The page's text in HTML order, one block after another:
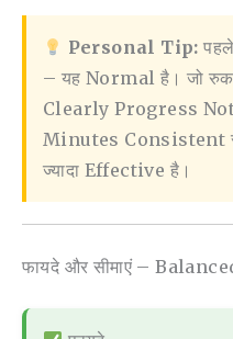
Personal Tip:
– यह Normal है। जो
Clearly Progress
Minutes Consistent
ज्यादा Effective है।
फायदे और सीमाएं –